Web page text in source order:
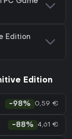
PC Game
Edition
Edition
-98% 0,59 €
-88% 4,61 €